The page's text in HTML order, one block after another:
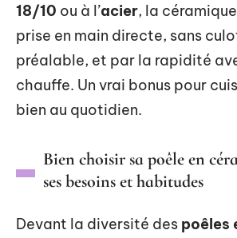
18/10 ou à l’acier, la
prise en main directe, sans
préalable, et par la rapidité
chauffe. Un vrai bonus pour
bien au quotidien.
Bien choisir sa poêle en
ses besoins et habitudes
Devant la diversité des poêles